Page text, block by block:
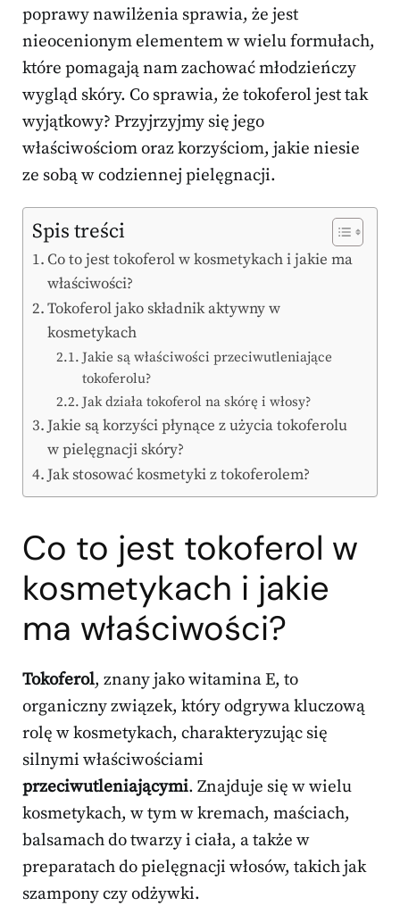
poprawy nawilżenia sprawia, że jest
nieocenionym elementem w wielu formułach,
które pomagają nam zachować młodzieńczy
wygląd skóry. Co sprawia, że tokoferol jest tak
wyjątkowy? Przyjrzyjmy się jego
właściwościom oraz korzyściom, jakie niesie
ze sobą w codziennej pielęgnacji.
Spis treści
Co to jest tokoferol w kosmetykach i jakie ma
właściwości?
Tokoferol jako składnik aktywny w
kosmetykach
Jakie są właściwości przeciwutleniające
tokoferolu?
Jak działa tokoferol na skórę i włosy?
Jakie są korzyści płynące z użycia tokoferolu
w pielęgnacji skóry?
Jak stosować kosmetyki z tokoferolem?
Co to jest tokoferol w
kosmetykach i jakie
ma właściwości?
Tokoferol, znany jako witamina E, to
organiczny związek, który odgrywa kluczową
rolę w kosmetykach, charakteryzując się
silnymi właściwościami
przeciwutleniającymi. Znajduje się w wielu
kosmetykach, w tym w kremach, maściach,
balsamach do twarzy i ciała, a także w
preparatach do pielęgnacji włosów, takich jak
szampony czy odżywki.